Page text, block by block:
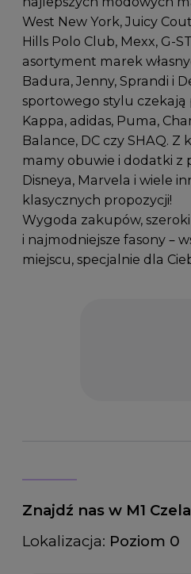
West New York, Juicy
Hills Polo Club, Mexx, G-
asortyment marek
Badura, Jenny, Sprandi i
sportowego stylu
Kappa, adidas, Puma,
Balance, DC czy SHAQ. Z
mamy obuwie i dodatki z
Disneya, Marvela i wiele
klasycznych propozycji!
Wygoda zakupów,
i najmodniejsze fasony –
miejscu, specjalnie dla
Znajdź nas w M1
Lokalizacja: Poziom 0